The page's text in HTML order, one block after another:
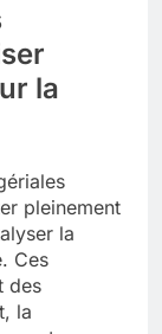
la
pleinement
la
Ces
des
la